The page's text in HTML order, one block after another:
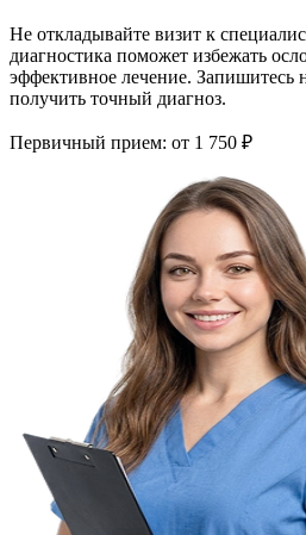
Не откладывайте визит к
диагностика поможет избежать
эффективное лечение. Запишитесь
получить точный диагноз.
Первичный прием: от 1 750 ₽